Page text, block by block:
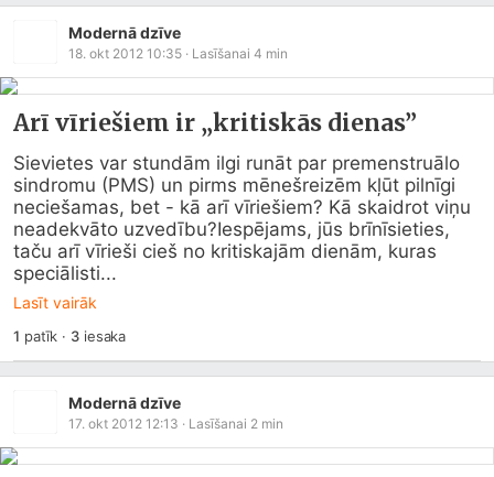
Modernā dzīve
18. okt 2012 10:35 · Lasīšanai 4 min
Arī vīriešiem ir „kritiskās dienas”
Sievietes var stundām ilgi runāt par premenstruālo
sindromu (PMS) un pirms mēnešreizēm kļūt pilnīgi
neciešamas, bet - kā arī vīriešiem? Kā skaidrot viņu
neadekvāto uzvedību?Iespējams, jūs brīnīsieties,
taču arī vīrieši cieš no kritiskajām dienām, kuras
speciālisti...
Lasīt vairāk
1 patīk · 3iesaka
Modernā dzīve
17. okt 2012 12:13 · Lasīšanai 2 min